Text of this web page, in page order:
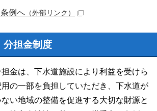
例へ （外部リンク）
分担金制度
金は、下水道施設により利益を受けら
の一部を負担していただき、下水道が
い地域の整備を促進する大切な財源と